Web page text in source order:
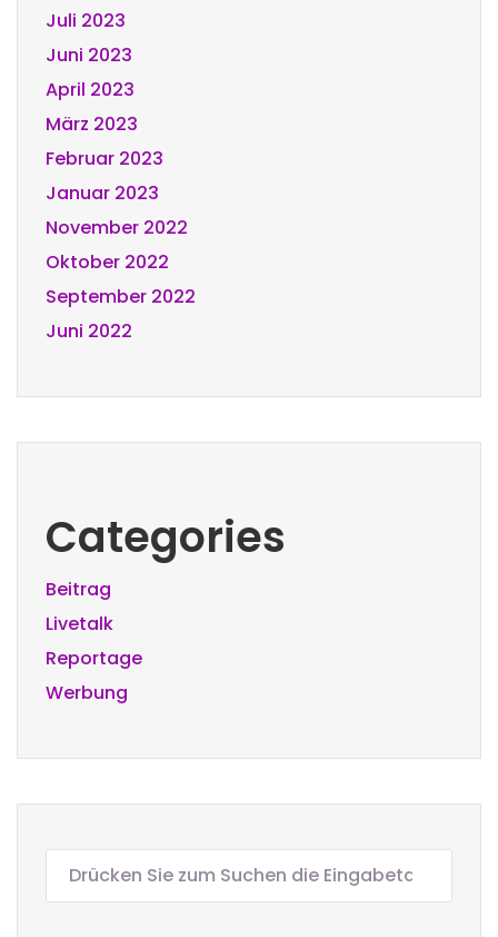
Juli 2023
Juni 2023
April 2023
März 2023
Februar 2023
Januar 2023
November 2022
Oktober 2022
September 2022
Juni 2022
Categories
Beitrag
Livetalk
Reportage
Werbung